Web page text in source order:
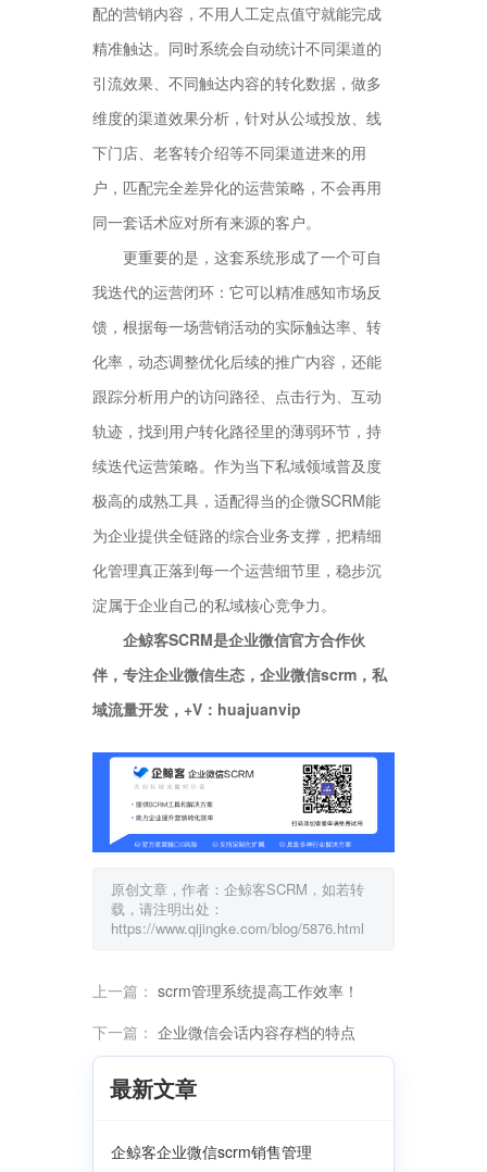
配的营销内容，不用人工定点值守就能完成
精准触达。同时系统会自动统计不同渠道的
引流效果、不同触达内容的转化数据，做多
维度的渠道效果分析，针对从公域投放、线
下门店、老客转介绍等不同渠道进来的用
户，匹配完全差异化的运营策略，不会再用
同一套话术应对所有来源的客户。
更重要的是，这套系统形成了一个可自
我迭代的运营闭环：它可以精准感知市场反
馈，根据每一场营销活动的实际触达率、转
化率，动态调整优化后续的推广内容，还能
跟踪分析用户的访问路径、点击行为、互动
轨迹，找到用户转化路径里的薄弱环节，持
续迭代运营策略。作为当下私域领域普及度
极高的成熟工具，适配得当的企微SCRM能
为企业提供全链路的综合业务支撑，把精细
化管理真正落到每一个运营细节里，稳步沉
淀属于企业自己的私域核心竞争力。
企鲸客SCRM是企业微信官方合作伙
伴，专注企业微信生态，企业微信scrm，私
域流量开发，+V：huajuanvip
原创文章，作者：企鲸客SCRM，如若转
载，请注明出处：
https://www.qijingke.com/blog/5876.html
上一篇： scrm管理系统提高工作效率！
下一篇： 企业微信会话内容存档的特点
最新文章
企鲸客企业微信scrm销售管理